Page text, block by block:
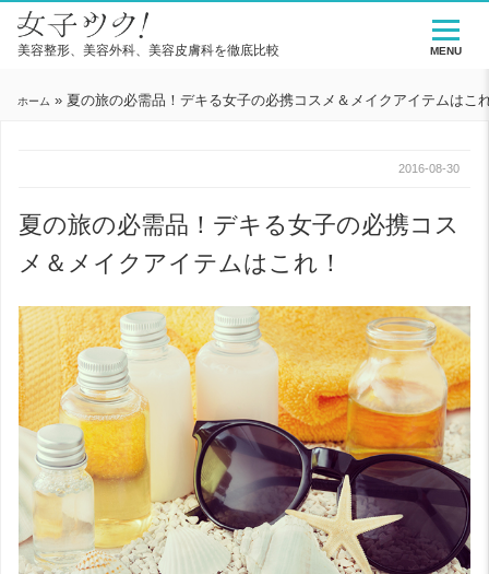
美容整形、美容外科、美容皮膚科を徹底比較
ホーム » 夏の旅の必需品！デキる女子の必携コスメ＆メイクアイテムはこ
2016-08-30
夏の旅の必需品！デキる女子の必携コス
メ＆メイクアイテムはこれ！
MENU